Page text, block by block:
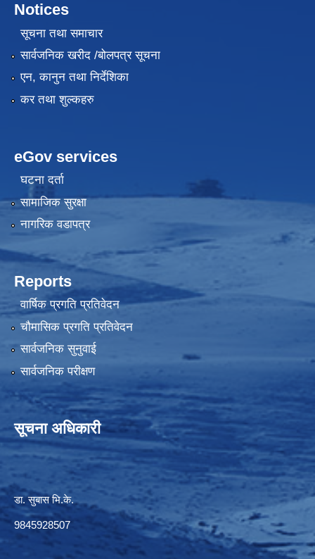
Notices
सूचना तथा समाचार
सार्वजनिक खरीद /बोलपत्र सूचना
एन, कानुन तथा निर्देशिका
कर तथा शुल्कहरु
eGov services
घटना दर्ता
सामाजिक सुरक्षा
नागरिक वडापत्र
Reports
वार्षिक प्रगति प्रतिवेदन
चौमासिक प्रगति प्रतिवेदन
सार्वजनिक सुनुवाई
सार्वजनिक परीक्षण
सूचना अधिकारी
डा. सुबास भि.के.
9845928507